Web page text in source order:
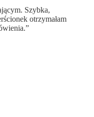
Szybka,
otrzymałam